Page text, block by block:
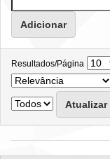
Resultados/Página